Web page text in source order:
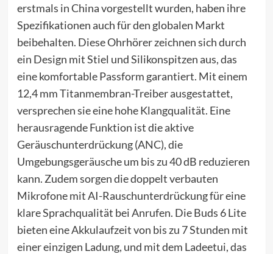
erstmals in China vorgestellt wurden, haben ihre
Spezifikationen auch für den globalen Markt
beibehalten. Diese Ohrhörer zeichnen sich durch
ein Design mit Stiel und Silikonspitzen aus, das
eine komfortable Passform garantiert. Mit einem
12,4 mm Titanmembran-Treiber ausgestattet,
versprechen sie eine hohe Klangqualität. Eine
herausragende Funktion ist die aktive
Geräuschunterdrückung (ANC), die
Umgebungsgeräusche um bis zu 40 dB reduzieren
kann. Zudem sorgen die doppelt verbauten
Mikrofone mit AI-Rauschunterdrückung für eine
klare Sprachqualität bei Anrufen. Die Buds 6 Lite
bieten eine Akkulaufzeit von bis zu 7 Stunden mit
einer einzigen Ladung, und mit dem Ladeetui, das